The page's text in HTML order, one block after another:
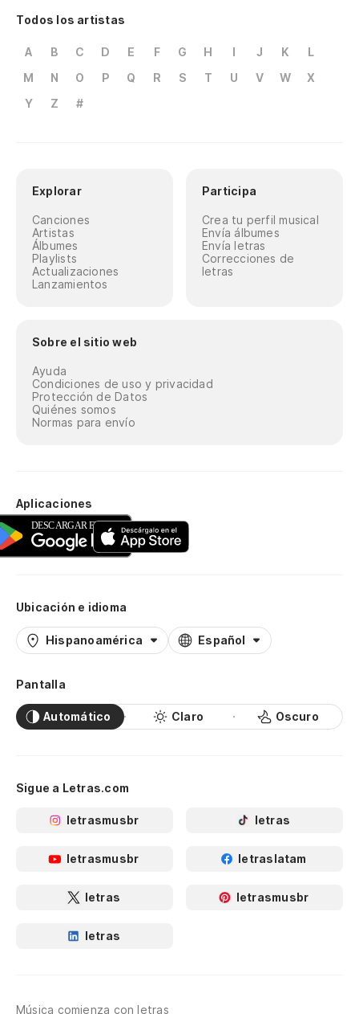
Todos los artistas
A B C D E F G H I J K
L
M
N O P Q R S T U V W
X
Y
Z #
Explorar
Canciones
Artistas
Álbumes
Playlists
Actualizaciones
Lanzamientos
Participa
Crea tu perfil musical
Envía álbumes
Envía letras
Correcciones de
letras
Sobre el sitio web
Ayuda
Condiciones de uso y privacidad
Protección de Datos
Quiénes somos
Normas para envío
Aplicaciones
Ubicación e idioma
Hispanoamérica Español
Pantalla
Automático Claro Oscuro
Sigue a Letras.com
letrasmusbr letras
letrasmusbr letraslatam
letras letrasmusbr
letras
Música comienza con letras